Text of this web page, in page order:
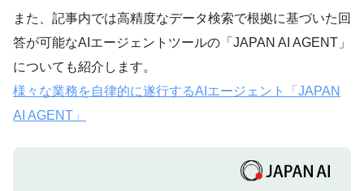
また、記事内では高精度なデータ検索で根拠に基づいた回
答が可能なAIエージェントツールの「JAPAN AI AGENT」
についても紹介します。
様々な業務を自律的に遂行するAIエージェント「JAPAN
AI AGENT」